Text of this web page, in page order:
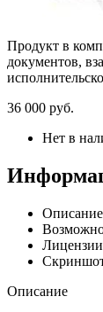
Продукт в
документов,
36 000 руб.
Нет в
Описание
Лицензии
Описание